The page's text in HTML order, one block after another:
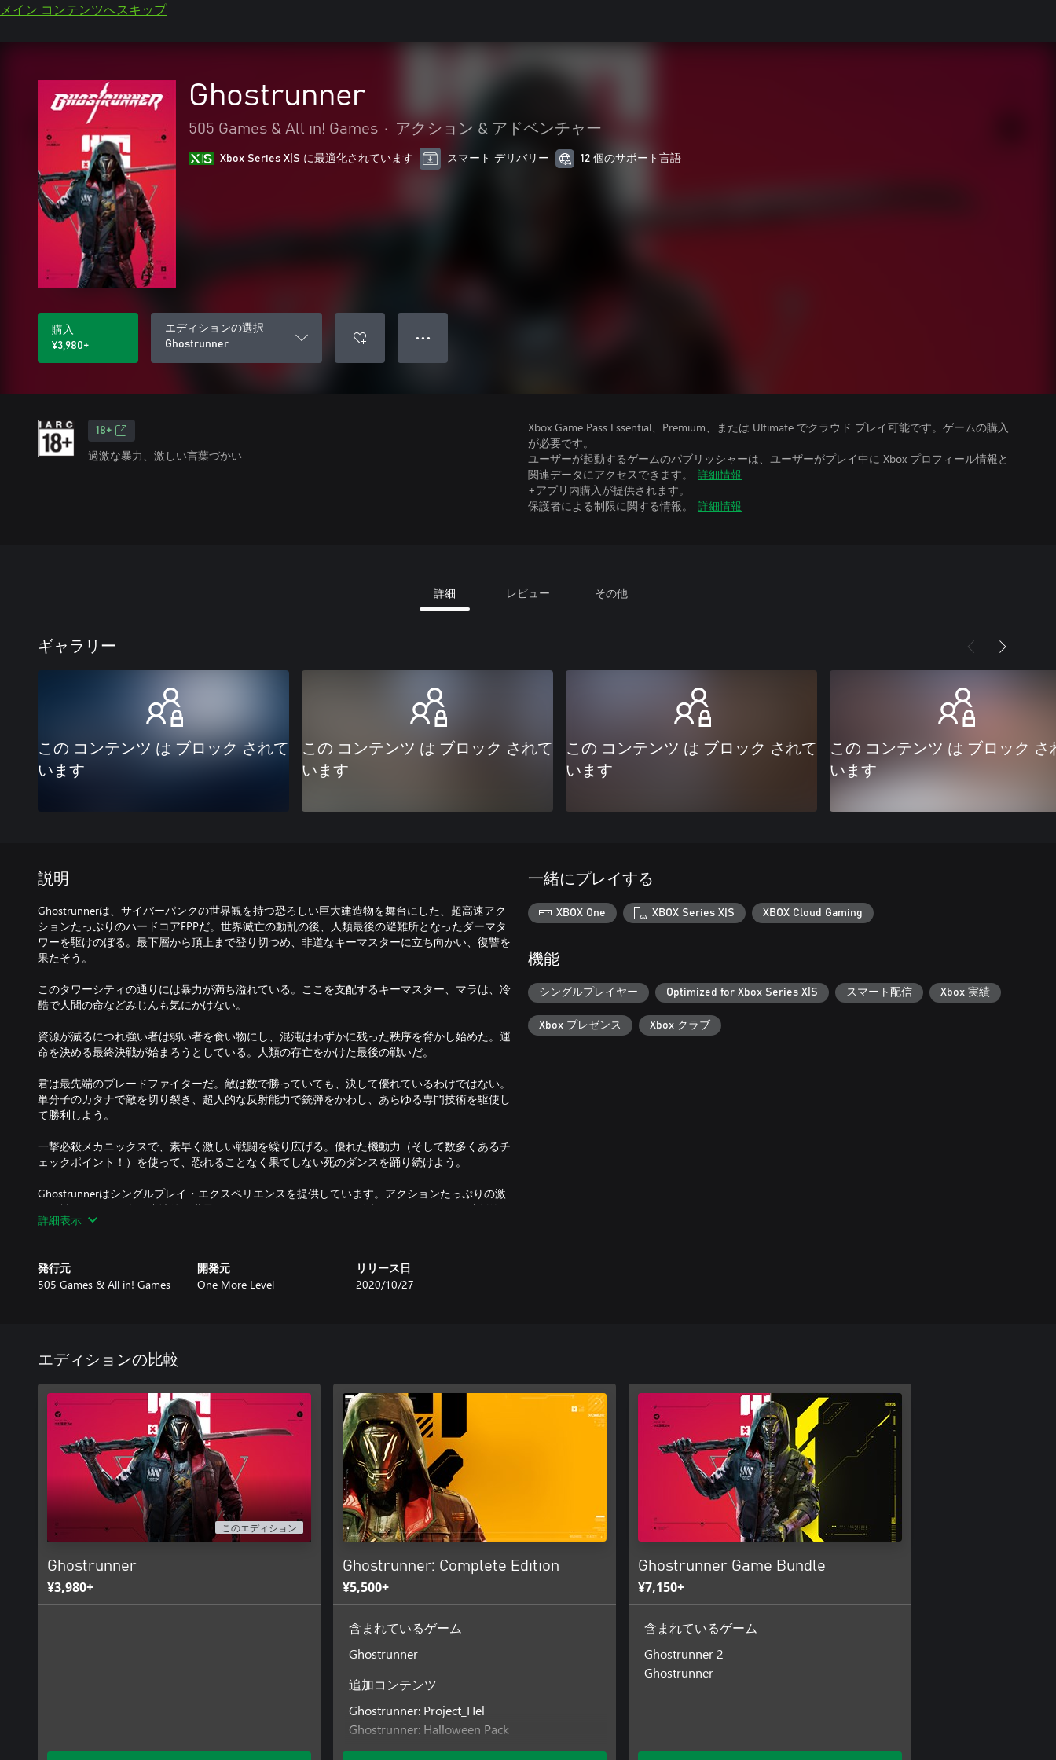
メイン コンテンツへスキップ
Ghostrunner
505 Games & All in! Games • アクション & アドベンチャー
Xbox Series X|S に最適化されています スマート デリバリー 12 個のサポート言語
購入
¥3,980+
エディションの選択
Ghostrunner
● ● ●
18+
過激な暴力、激しい言葉づかい
Xbox Game Pass Essential、Premium、または Ultimate でクラウド プレイ可能です。ゲームの購入
が必要です。
ユーザーが起動するゲームのパブリッシャーは、ユーザーがプレイ中に Xbox プロフィール情報と
関連データにアクセスできます。
詳細情報
+アプリ内購入が提供されます。
保護者による制限に関する情報。
詳細情報
詳細 レビュー その他
ギャラリー
この コンテンツ は ブロック されて
います
この コンテンツ は ブロック されて
います
この コンテンツ は ブロック されて
います
この コンテンツ は ブロック さ
います
説明
Ghostrunnerは、サイバーパンクの世界観を持つ恐ろしい巨大建造物を舞台にした、超高速アク
ションたっぷりのハードコアFPPだ。世界滅亡の動乱の後、人類最後の避難所となったダーマタ
ワーを駆けのぼる。最下層から頂上まで登り切つめ、非道なキーマスターに立ち向かい、復讐を
果たそう。
このタワーシティの通りには暴力が満ち溢れている。ここを支配するキーマスター、マラは、冷
酷で人間の命などみじんも気にかけない。
資源が減るにつれ強い者は弱い者を食い物にし、混沌はわずかに残った秩序を脅かし始めた。運
命を決める最終決戦が始まろうとしている。人類の存亡をかけた最後の戦いだ。
君は最先端のブレードファイターだ。敵は数で勝っていても、決して優れているわけではない。
単分子のカタナで敵を切り裂き、超人的な反射能力で銃弾をかわし、あらゆる専門技術を駆使し
て勝利しよう。
一撃必殺メカニックスで、素早く激しい戦闘を繰り広げる。優れた機動力（そして数多くあるチ
ェックポイント！）を使って、恐れることなく果てしない死のダンスを踊り続けよう。
Ghostrunnerはシングルプレイ・エクスペリエンスを提供しています。アクションたっぷりの激
しい戦闘、そして文明崩壊後の世界とサイエンスフィクションの融合をテーマにした、独創的な
舞台。終焉を迎えた世界に生き残った人々のサバイバルを描く。
詳細表示
発行元
505 Games & All in! Games
開発元
One More Level
リリース日
2020/10/27
一緒にプレイする
XBOX One XBOX Series X|S XBOX Cloud Gaming
機能
シングルプレイヤー Optimized for Xbox Series X|S スマート配信 Xbox 実績
Xbox プレゼンス Xbox クラブ
エディションの比較
このエディション
Ghostrunner
¥3,980+
Ghostrunner: Complete Edition
¥5,500+
含まれているゲーム
Ghostrunner
追加コンテンツ
Ghostrunner: Project_Hel
Ghostrunner: Halloween Pack
Ghostrunner: Metal Ox Pack
Ghostrunner Game Bundle
¥7,150+
含まれているゲーム
Ghostrunner 2
Ghostrunner